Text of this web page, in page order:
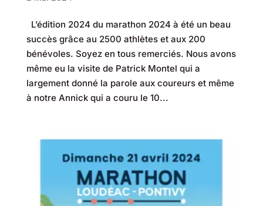
L’édition 2024 du marathon 2024 à été un beau
succès grâce au 2500 athlètes et aux 200
bénévoles. Soyez en tous remerciés. Nous avons
même eu la visite de Patrick Montel qui a
largement donné la parole aux coureurs et même
à notre Annick qui a couru le 10...